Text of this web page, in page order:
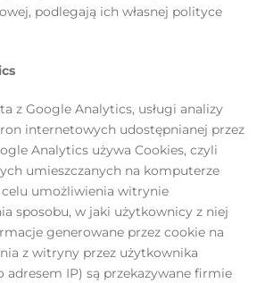
podlegają ich własnej polityce
z Google Analytics, usługi analizy
internetowych udostępnianej przez
Analytics używa Cookies, czyli
umieszczanych na komputerze
umożliwienia witrynie
sposobu, w jaki użytkownicy z niej
generowane przez cookie na
z witryny przez użytkownika
adresem IP) są przekazywane firmie